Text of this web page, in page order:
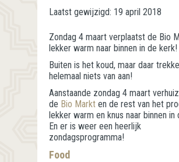
Laatst gewijzigd: 19 april 2018
Zondag 4 maart verplaatst de Bio
lekker warm naar binnen in de kerk!
Buiten is het koud, maar daar
helemaal niets van aan!
Aanstaande zondag 4 maart
de Bio Markt en de rest van het
lekker warm en knus naar binnen in
En er is weer een heerlijk
zondagsprogramma!
Food